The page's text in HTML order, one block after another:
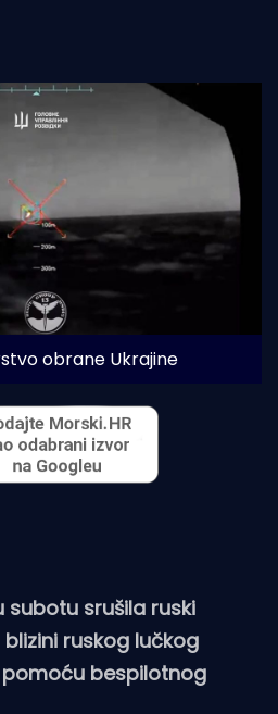
obrane Ukrajine
subotu srušila ruski
ruskog lučkog
bespilotnog